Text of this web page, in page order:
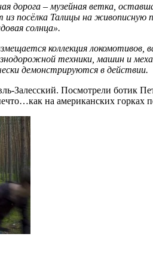
дорога – музейная ветка,
посёлка Талицы на живописную
солнца».
коллекция локомотивов,
техники, машин и
демонстрируются в действии.
Залесский. Посмотрели ботик
на американских горках